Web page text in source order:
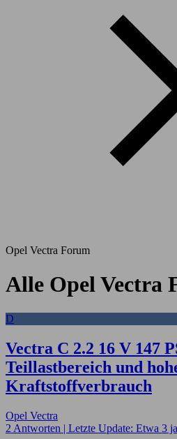
Opel Vectra Forum
Alle Opel Vectra
D
Vectra C 2.2 16 V 147
Teillastbereich und
Kraftstoffverbrauch
Opel Vectra
2 Antworten | Letzte Update: Etwa 3